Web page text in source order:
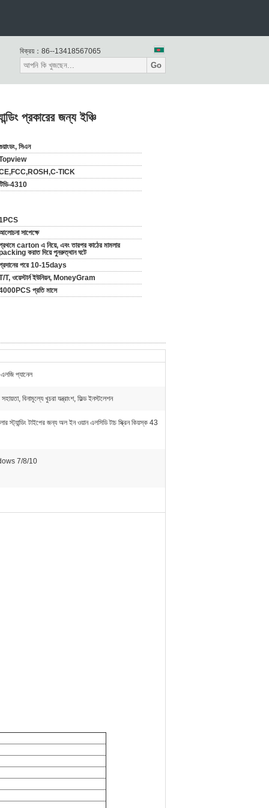
বিক্রয়： 86--13418567065
Go
প্রকারের জন্য ইঞ্চি
সিএন
TICK
4310
সাপেক্ষে
carton এ নিয়ে, এবং তারপর কাঠের মামলার
করাত দিয়ে পুনরুত্থান ঘটে
পরে 10-15days
T, ওয়েস্টার্ন ইউনিয়ন, MoneyGram
প্রতি মাসে
প্যানেল
বিনামূল্যে খুচরা যন্ত্রাংশ, ফিল্ড ইনস্টলেশন
স্ট্যান্ডিং টাইপের জন্য অল ইন ওয়ান এলসিডি টাচ স্ক্রিন কিয়স্ক 43
7/8/10